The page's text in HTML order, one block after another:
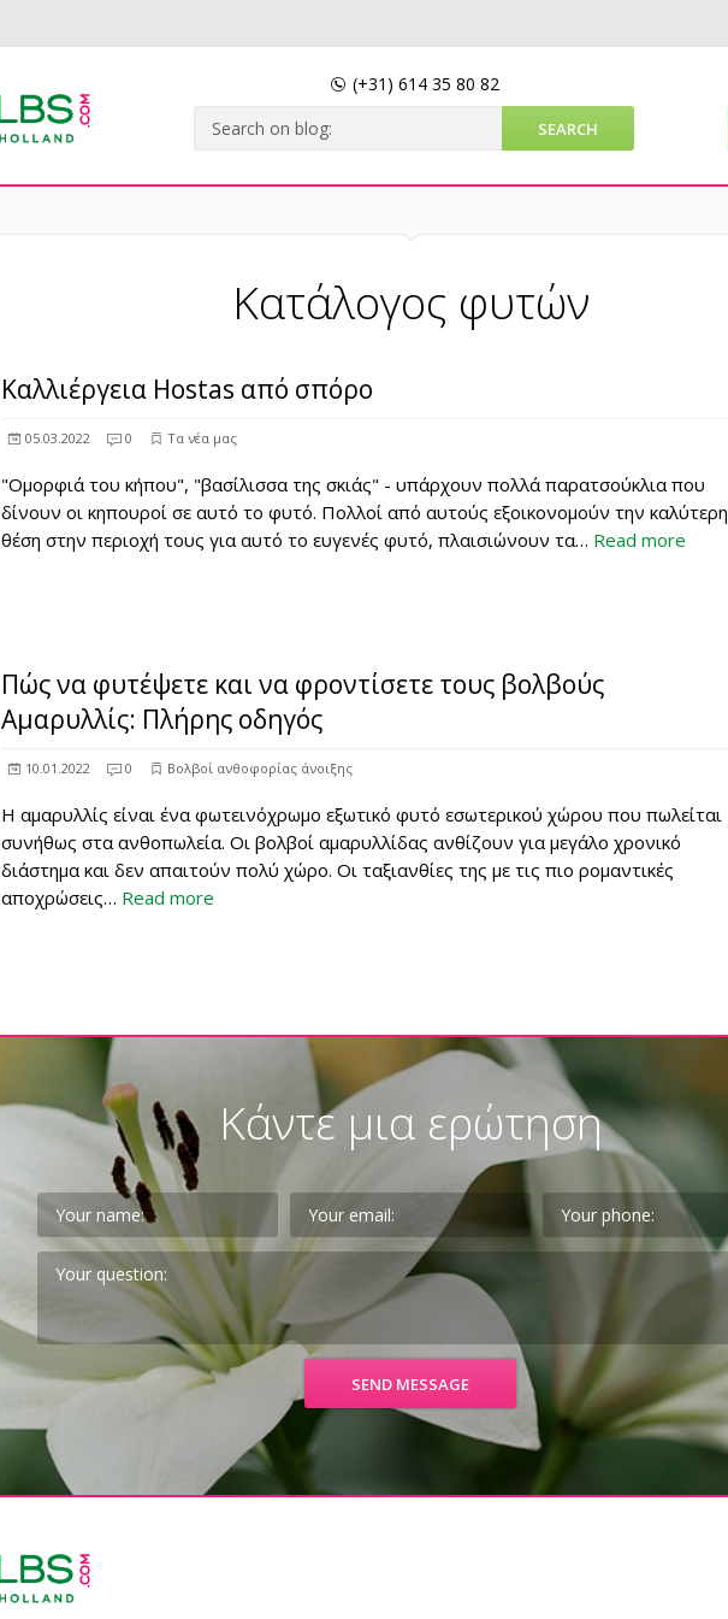
(+31) 614 35 80 82
Κατάλογος φυτών
Καλλιέργεια Hostas από σπόρο
05.03.2022 0 Τα νέα μας
"Ομορφιά του κήπου", "βασίλισσα της σκιάς" - υπάρχουν πολλά παρατσούκλια που
δίνουν οι κηπουροί σε αυτό το φυτό. Πολλοί από αυτούς εξοικονομούν την καλύτερη
θέση στην περιοχή τους για αυτό το ευγενές φυτό, πλαισιώνουν τα… Read more
Πώς να φυτέψετε και να φροντίσετε τους βολβούς
Αμαρυλλίς: Πλήρης οδηγός
10.01.2022 0 Βολβοί ανθοφορίας άνοιξης
Η αμαρυλλίς είναι ένα φωτεινόχρωμο εξωτικό φυτό εσωτερικού χώρου που πωλείται
συνήθως στα ανθοπωλεία. Οι βολβοί αμαρυλλίδας ανθίζουν για μεγάλο χρονικό
διάστημα και δεν απαιτούν πολύ χώρο. Οι ταξιανθίες της με τις πιο ρομαντικές
αποχρώσεις… Read more
Κάντε μια ερώτηση